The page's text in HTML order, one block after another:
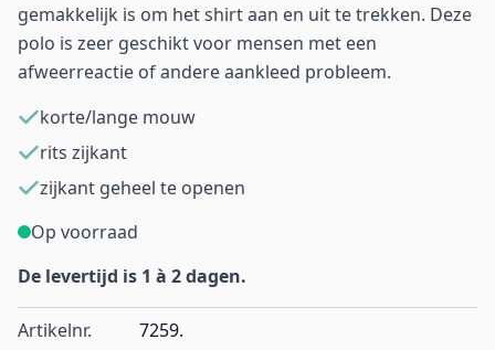
gemakkelijk is om het shirt aan en uit te trekken. Deze
polo is zeer geschikt voor mensen met een
afweerreactie of andere aankleed probleem.
korte/lange mouw
rits zijkant
zijkant geheel te openen
Op voorraad
De levertijd is 1 à 2 dagen.
Artikelnr. 7259.